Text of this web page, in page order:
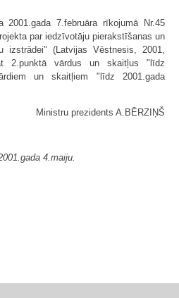
2001.gada 7.februāra rīkojumā Nr.45
par iedzīvotāju pierakstīšanas un
izstrādei" (Latvijas Vēstnesis, 2001,
2.punktā vārdus un skaitļus "līdz
un skaitļiem "līdz 2001.gada
Ministru prezidents A.BĒRZIŅŠ
4.maiju.